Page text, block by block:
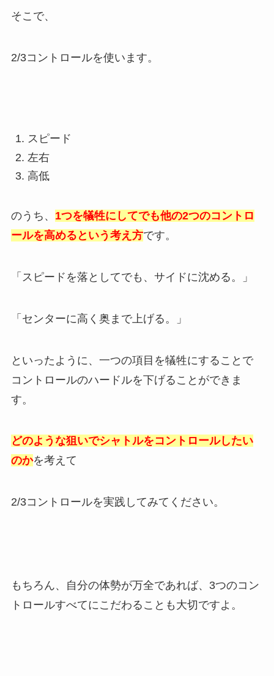
そこで、
2/3コントロールを使います。
スピード
左右
高低
のうち、 1つを犠牲にしてでも他の2つのコントロ
ールを高めるという考え方です。
「スピードを落としてでも、サイドに沈める。」
「センターに高く奥まで上げる。」
といったように、一つの項目を犠牲にすることで
コントロールのハードルを下げることができま
す。
どのような狙いでシャトルをコントロールしたい
のかを考えて
2/3コントロールを実践してみてください。
もちろん、自分の体勢が万全であれば、3つのコン
トロールすべてにこだわることも大切ですよ。